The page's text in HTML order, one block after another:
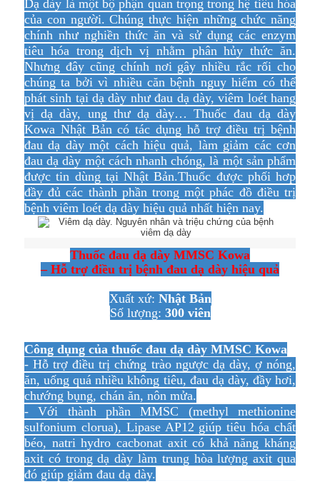
Dạ dày là một bộ phận quan trọng trong hệ tiêu hóa
của con người. Chúng thực hiện những chức năng
chính như nghiền thức ăn và sử dụng các enzym
tiêu hóa trong dịch vị nhằm phân hủy thức ăn.
Nhưng đây cũng chính nơi gây nhiều rắc rối cho
chúng ta bởi vì nhiều căn bệnh nguy hiểm có thể
phát sinh tại dạ dày như đau dạ dày, viêm loét hang
vị dạ dày, ung thư dạ dày… Thuốc đau dạ dày
Kowa Nhật Bản có tác dụng hỗ trợ điều trị bệnh
đau dạ dày một cách hiệu quả, làm giảm các cơn
đau dạ dày một cách nhanh chóng, là một sản phẩm
được tin dùng tại Nhật Bản.Thuốc được phối hơp
đầy đủ các thành phần trong một phác đồ điều trị
bệnh viêm loét dạ dày hiệu quả nhất hiện nay.
Thuốc đau dạ dày MMSC Kowa
– Hỗ trợ điều trị bệnh đau dạ dày hiệu quả
Xuất xứ: Nhật Bản
Số lượng: 300 viên
Công dụng của thuốc đau dạ dày MMSC Kowa
- Hỗ trợ điều trị chứng trào ngược dạ dày, ợ nóng,
ăn, uống quá nhiều không tiêu, đau dạ dày, đầy hơi,
chướng bụng, chán ăn, nôn mửa.
- Với thành phần MMSC (methyl methionine
sulfonium clorua), Lipase AP12 giúp tiêu hóa chất
béo, natri hydro cacbonat axit có khả năng kháng
axit có trong dạ dày làm trung hòa lượng axit qua
đó giúp giảm đau dạ dày.